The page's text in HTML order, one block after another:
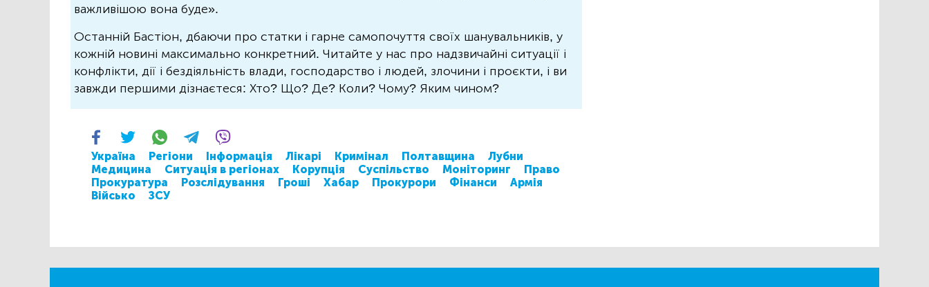
важливішою вона буде».
Останній Бастіон, дбаючи про статки і гарне самопочуття своїх шанувальників, у
кожній новині максимально конкретний. Читайте у нас про надзвичайні ситуації і
конфлікти, дії і бездіяльність влади, господарство і людей, злочини і проєкти, і ви
завжди першими дізнаєтеся: Хто? Що? Де? Коли? Чому? Яким чином?
Україна Регіони Інформація Лікарі Кримінал Полтавщина
Лубни
Медицина
Ситуація в регіонах Корупція Суспільство Моніторинг
Право
Прокуратура
Розслідування Гроші Хабар Прокурори Фінанси
Армія
Військо
ЗСУ